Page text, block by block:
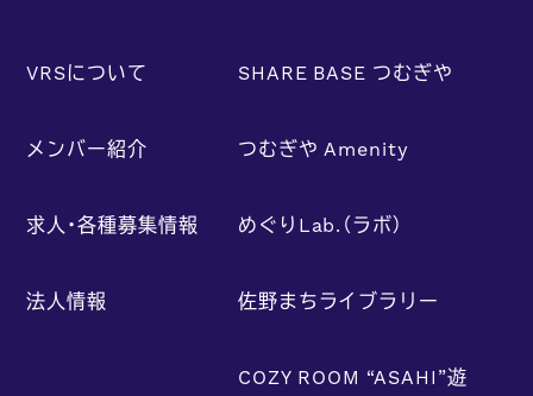
VRSについて
メンバー紹介
求人・各種募集情報
法人情報
SHARE BASE つむぎや
つむぎや Amenity
めぐりLab.（ラボ）
佐野まちライブラリー
COZY ROOM “ASAHI”遊